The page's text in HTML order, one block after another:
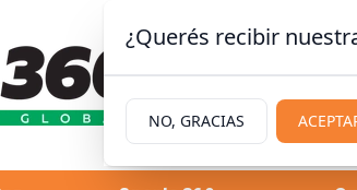
¿Querés recibir
NO, GRACIAS